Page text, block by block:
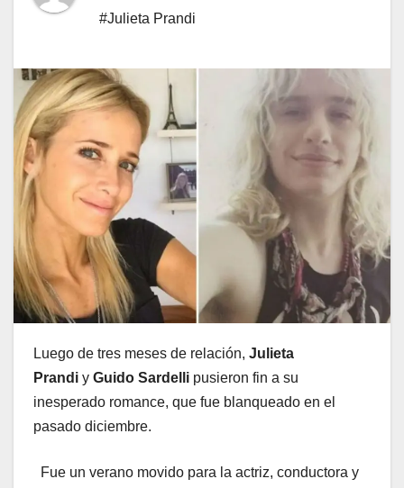
#Julieta Prandi
Luego de tres meses de relación, Julieta
Prandi y Guido Sardelli pusieron fin a su
inesperado romance, que fue blanqueado en el
pasado diciembre.
Fue un verano movido para la actriz, conductora y